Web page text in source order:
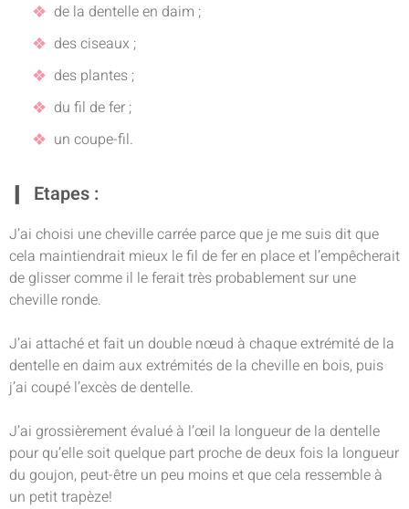
de la dentelle en daim ;
des ciseaux ;
des plantes ;
du fil de fer ;
un coupe-fil.
Etapes :
J’ai choisi une cheville carrée parce que je me suis dit que
cela maintiendrait mieux le fil de fer en place et l’empêcherait
de glisser comme il le ferait très probablement sur une
cheville ronde.
J’ai attaché et fait un double nœud à chaque extrémité de la
dentelle en daim aux extrémités de la cheville en bois, puis
j’ai coupé l’excès de dentelle.
J’ai grossièrement évalué à l’œil la longueur de la dentelle
pour qu’elle soit quelque part proche de deux fois la longueur
du goujon, peut-être un peu moins et que cela ressemble à
un petit trapèze!